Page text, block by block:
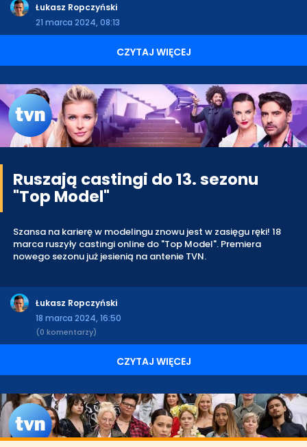
Łukasz Ropczyński
21 marca 2024, 08:13
CZYTAJ WIĘCEJ
Ruszają castingi do 13. sezonu
"Top Model"
Szansa na karierę w modelingu znowu jest w zasięgu ręki! 18
marca ruszyły castingi online do "Top Model". Premiera
nowego sezonu już jesienią na antenie TVN.
Łukasz Ropczyński
18 marca 2024, 16:50
(0 komentarzy)
CZYTAJ WIĘCEJ